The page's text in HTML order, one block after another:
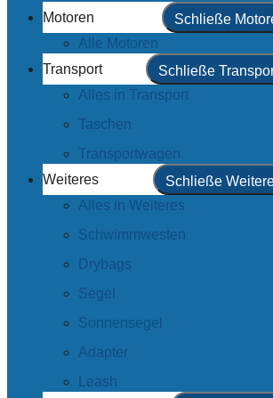
Motoren
Schließe
Alle Motoren
Transport
Schließe
Alles in Transport
Taschen
Transportwagen
Weiteres
Schließe
Alles in Weiteres
Schwimmwesten
Drybags
Segel
Sonnensegel
Adapter
Leash